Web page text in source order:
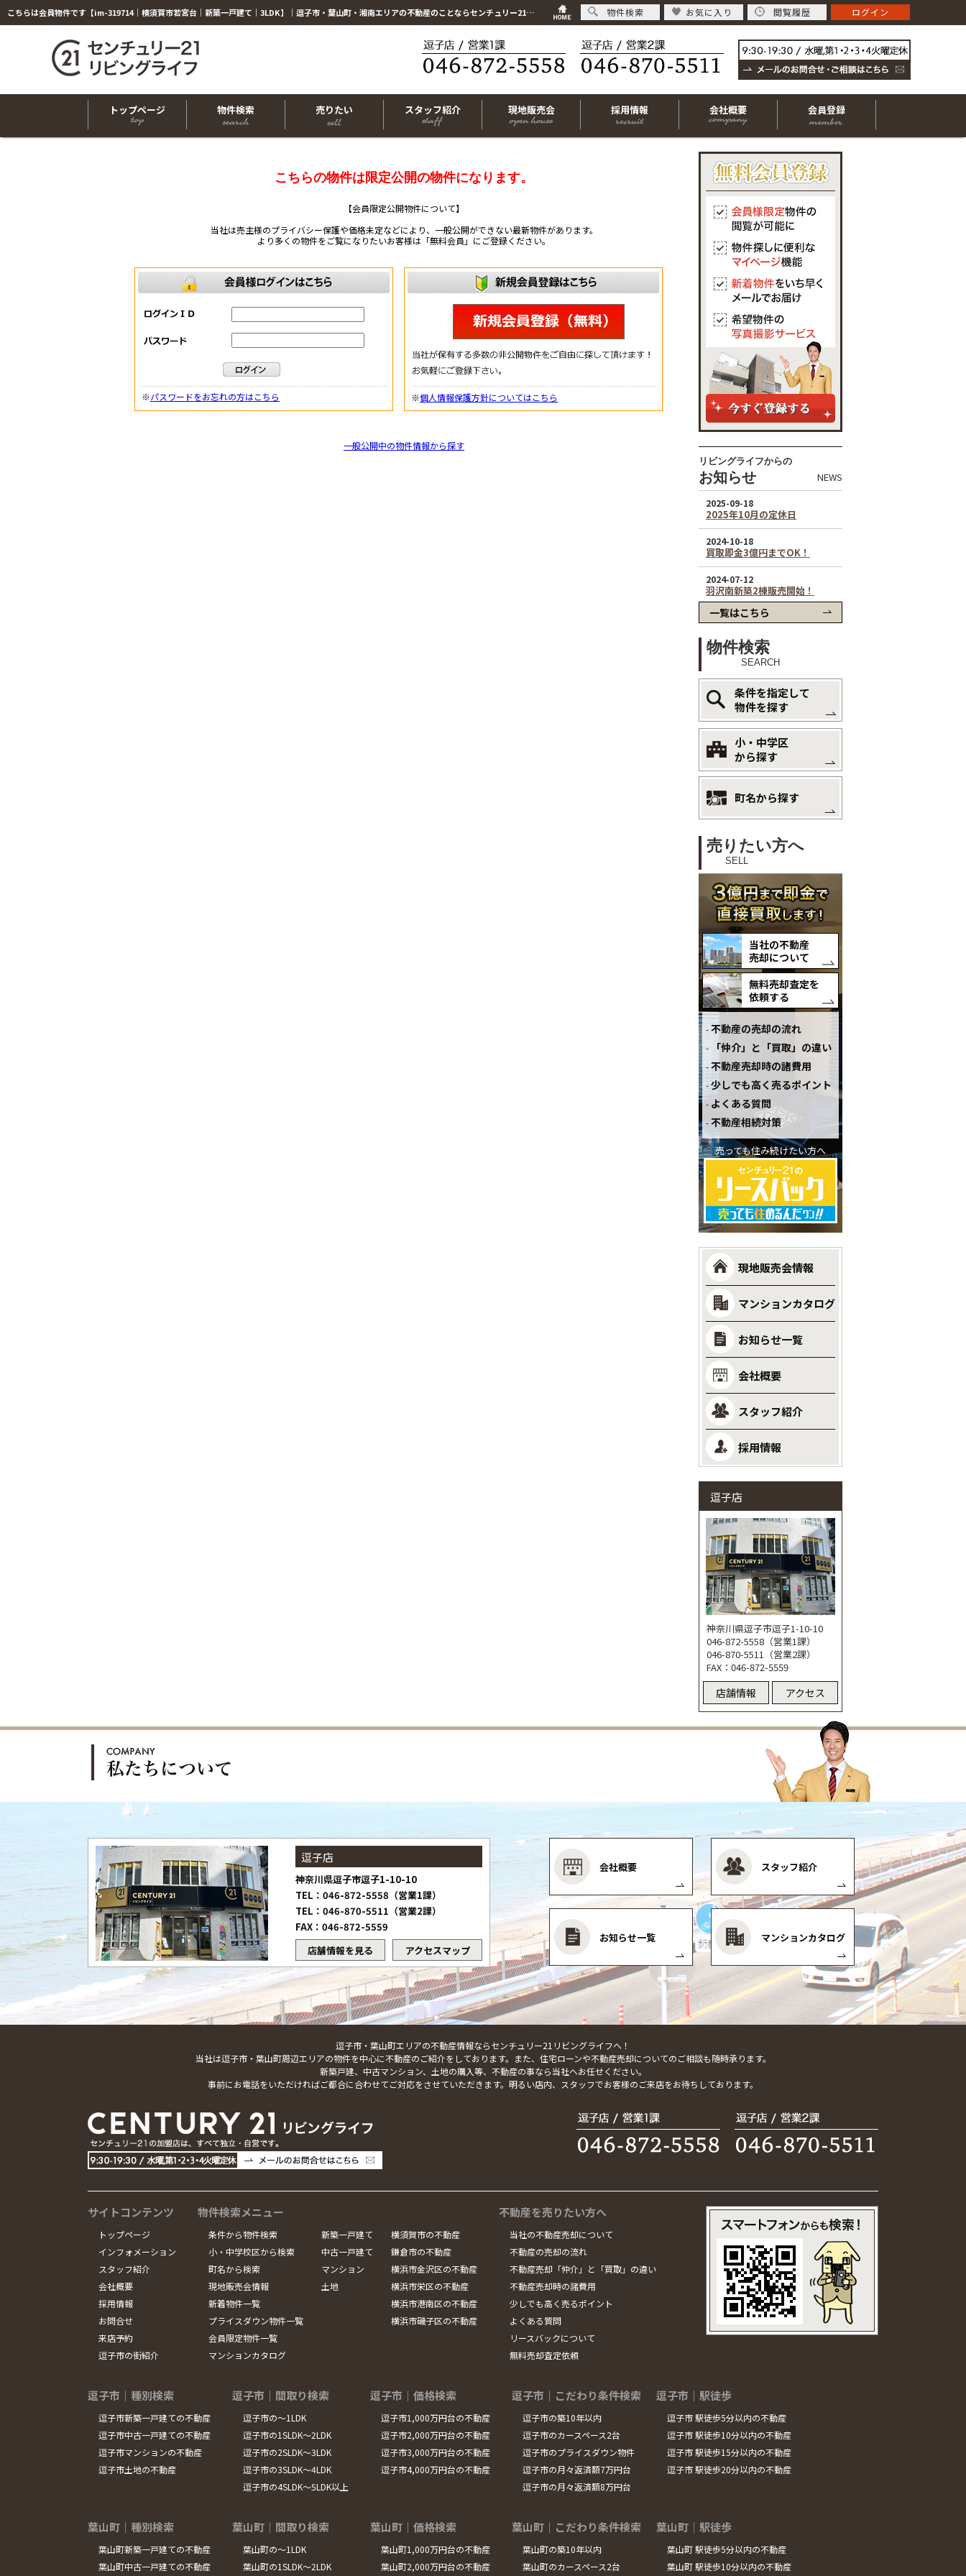
こちらは会員物件です【im-319714｜横須賀市若宮台｜新築一戸建て｜3LDK】｜逗子市・葉山町・湘南エリアの不動産のことならセンチュリー21リビングライフにお任せください！
トップページ 物件検索 売りたい スタッフ紹介 現地販売会 採用情報 会社概要 会員登録
こちらの物件は限定公開の物件になります。
【会員限定公開物件について】
当社は売主様のプライバシー保護や価格未定などにより、一般公開ができない最新物件があります。
より多くの物件をご覧になりたいお客様は「無料会員」にご登録ください。
※パスワードをお忘れの方はこちら ※個人情報保護方針についてはこちら
一般公開中の物件情報から探す
リビングライフからの
お知らせ NEWS
一覧はこちら
物件検索
SEARCH
条件を指定して
物件を探す
小・中学区
から探す
町名から探す
売りたい方へ
SELL
当社の不動産
売却について
無料売却査定を
依頼する
不動産の売却の流れ
「仲介」と「買取」の違い
不動産売却時の諸費用
少しでも高く売るポイント
よくある質問
不動産相続対策
売っても住み続けたい方へ
現地販売会情報
マンションカタログ
お知らせ一覧
会社概要
スタッフ紹介
採用情報
逗子店
神奈川県逗子市逗子1-10-10
046-872-5558（営業1課）
046-870-5511（営業2課）
FAX：046-872-5559
店舗情報 アクセス
逗子店
神奈川県逗子市逗子1-10-10
TEL：046-872-5558（営業1課）
TEL：046-870-5511（営業2課）
FAX：046-872-5559
店舗情報を見る
アクセスマップ
会社概要 スタッフ紹介
お知らせ一覧 マンションカタログ
逗子市・葉山町エリアの不動産情報ならセンチュリー21リビングライフへ！
当社は逗子市・葉山町周辺エリアの物件を中心に不動産のご紹介をしております。また、住宅ローンや不動産売却についてのご相談も随時承ります。
新築戸建、中古マンション、土地の購入等、不動産の事なら当社へお任せください。
事前にお電話をいただければご都合に合わせてご対応をさせていただきます。明るい店内、スタッフでお客様のご来店をお待ちしております。
サイトコンテンツ
トップページ
インフォメーション
スタッフ紹介
会社概要
採用情報
お問合せ
来店予約
逗子市の街紹介
物件検索メニュー
条件から物件検索
小・中学校区から検索
町名から検索
現地販売会情報
新着物件一覧
プライスダウン物件一覧
会員限定物件一覧
マンションカタログ
新築一戸建て
中古一戸建て
マンション
土地
横須賀市の不動産
鎌倉市の不動産
横浜市金沢区の不動産
横浜市栄区の不動産
横浜市港南区の不動産
横浜市磯子区の不動産
不動産を売りたい方へ
当社の不動産売却について
不動産の売却の流れ
不動産売却「仲介」と「買取」の違い
不動産売却時の諸費用
少しでも高く売るポイント
よくある質問
リースバックについて
無料売却査定依頼
逗子市｜種別検索
逗子市新築一戸建ての不動産
逗子市中古一戸建ての不動産
逗子市マンションの不動産
逗子市土地の不動産
逗子市｜間取り検索
逗子市の～1LDK
逗子市の1SLDK～2LDK
逗子市の2SLDK～3LDK
逗子市の3SLDK～4LDK
逗子市の4SLDK～5LDK以上
逗子市｜価格検索
逗子市1,000万円台の不動産
逗子市2,000万円台の不動産
逗子市3,000万円台の不動産
逗子市4,000万円台の不動産
逗子市｜こだわり条件検索
逗子市の築10年以内
逗子市のカースペース2台
逗子市のプライスダウン物件
逗子市の月々返済額7万円台
逗子市の月々返済額8万円台
逗子市｜駅徒歩
逗子市 駅徒歩5分以内の不動産
逗子市 駅徒歩10分以内の不動産
逗子市 駅徒歩15分以内の不動産
逗子市 駅徒歩20分以内の不動産
葉山町｜種別検索
葉山町新築一戸建ての不動産
葉山町中古一戸建ての不動産
葉山町｜間取り検索
葉山町の～1LDK
葉山町の1SLDK～2LDK
葉山町｜価格検索
葉山町1,000万円台の不動産
葉山町2,000万円台の不動産
葉山町｜こだわり条件検索
葉山町の築10年以内
葉山町のカースペース2台
葉山町｜駅徒歩
葉山町 駅徒歩5分以内の不動産
葉山町 駅徒歩10分以内の不動産
物件検索 お気に入り 閲覧履歴 ログイン